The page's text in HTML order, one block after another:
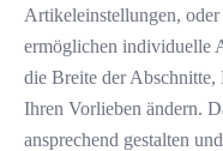
Artikeleinstellungen,
ermöglichen individuelle
die Breite der
Ihren Vorlieben ändern.
ansprechend gestalten